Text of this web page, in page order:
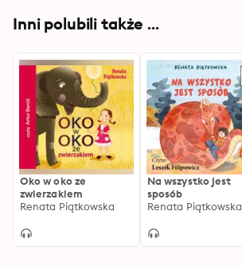
Inni polubili także ...
Oko w oko ze
zwierzakiem
Renata Piątkowska
Na wszystko jest
sposób
Renata Piątkowska